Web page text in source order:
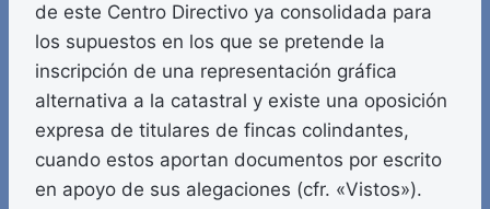
de este Centro Directivo ya consolidada para
los supuestos en los que se pretende la
inscripción de una representación gráfica
alternativa a la catastral y existe una oposición
expresa de titulares de fincas colindantes,
cuando estos aportan documentos por escrito
en apoyo de sus alegaciones (cfr. «Vistos»).